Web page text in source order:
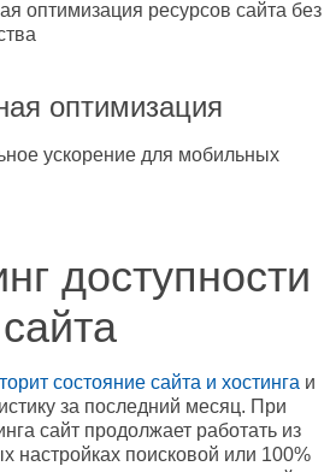
оптимизация ресурсов сайта без
оптимизация
ускорение для мобильных
доступности
сайта
состояние сайта и хостинга и
за последний месяц. При
сайт продолжает работать из
настройках поисковой или 100%